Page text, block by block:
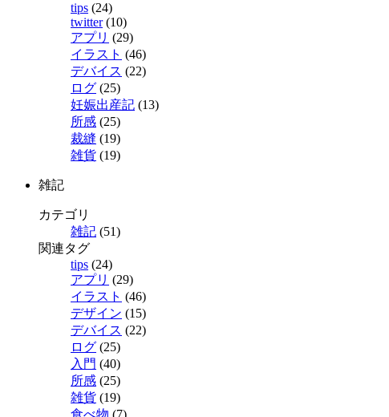
tips (24)
twitter(10)
アプリ (29)
イラスト (46)
デバイス (22)
ログ (25)
妊娠出産記 (13)
所感 (25)
裁縫 (19)
雑貨 (19)
雑記
カテゴリ
雑記 (51)
関連タグ
tips (24)
アプリ (29)
イラスト (46)
デザイン (15)
デバイス (22)
ログ (25)
入門 (40)
所感 (25)
雑貨 (19)
食べ物 (7)